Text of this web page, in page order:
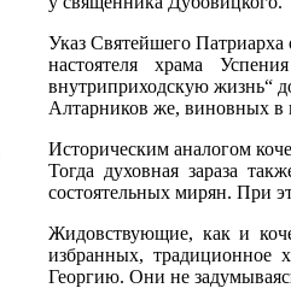
Указ Святейшего Патриарха
настоятеля храма
внутриприходскую жизнь“
Алтарников же, виновных в
Историческим аналогом
Тогда духовная зараза
состоятельных мирян. При
Жидовствующие, как и
избранных, традиционное
Георгию. Они не